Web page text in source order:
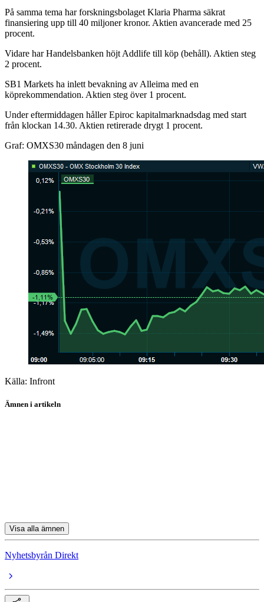
På samma tema har forskningsbolaget Klaria Pharma säkrat
finansiering upp till 40 miljoner kronor. Aktien avancerade med 25
procent.
Vidare har Handelsbanken höjt Addlife till köp (behåll). Aktien steg
2 procent.
SB1 Markets ha inlett bevakning av Alleima med en
köprekommendation. Aktien steg över 1 procent.
Under eftermiddagen håller Epiroc kapitalmarknadsdag med start
från klockan 14.30. Aktien retirerade drygt 1 procent.
Graf: OMXS30 måndagen den 8 juni
Källa: Infront
Ämnen i artikeln
Visa alla ämnen
Nyhetsbyrån Direkt